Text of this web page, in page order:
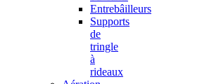
Entrebâilleurs
Supports
de
tringle
à
rideaux